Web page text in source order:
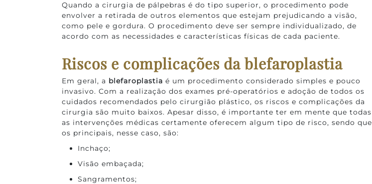
Quando a cirurgia de pálpebras é do tipo superior, o procedimento pode
envolver a retirada de outros elementos que estejam prejudicando a visão,
como pele e gordura. O procedimento deve ser sempre individualizado, de
acordo com as necessidades e características físicas de cada paciente.
Riscos e complicações da blefaroplastia
Em geral, a blefaroplastia é um procedimento considerado simples e pouco
invasivo. Com a realização dos exames pré-operatórios e adoção de todos os
cuidados recomendados pelo cirurgião plástico, os riscos e complicações da
cirurgia são muito baixos. Apesar disso, é importante ter em mente que todas
as intervenções médicas certamente oferecem algum tipo de risco, sendo que
os principais, nesse caso, são:
Inchaço;
Visão embaçada;
Sangramentos;